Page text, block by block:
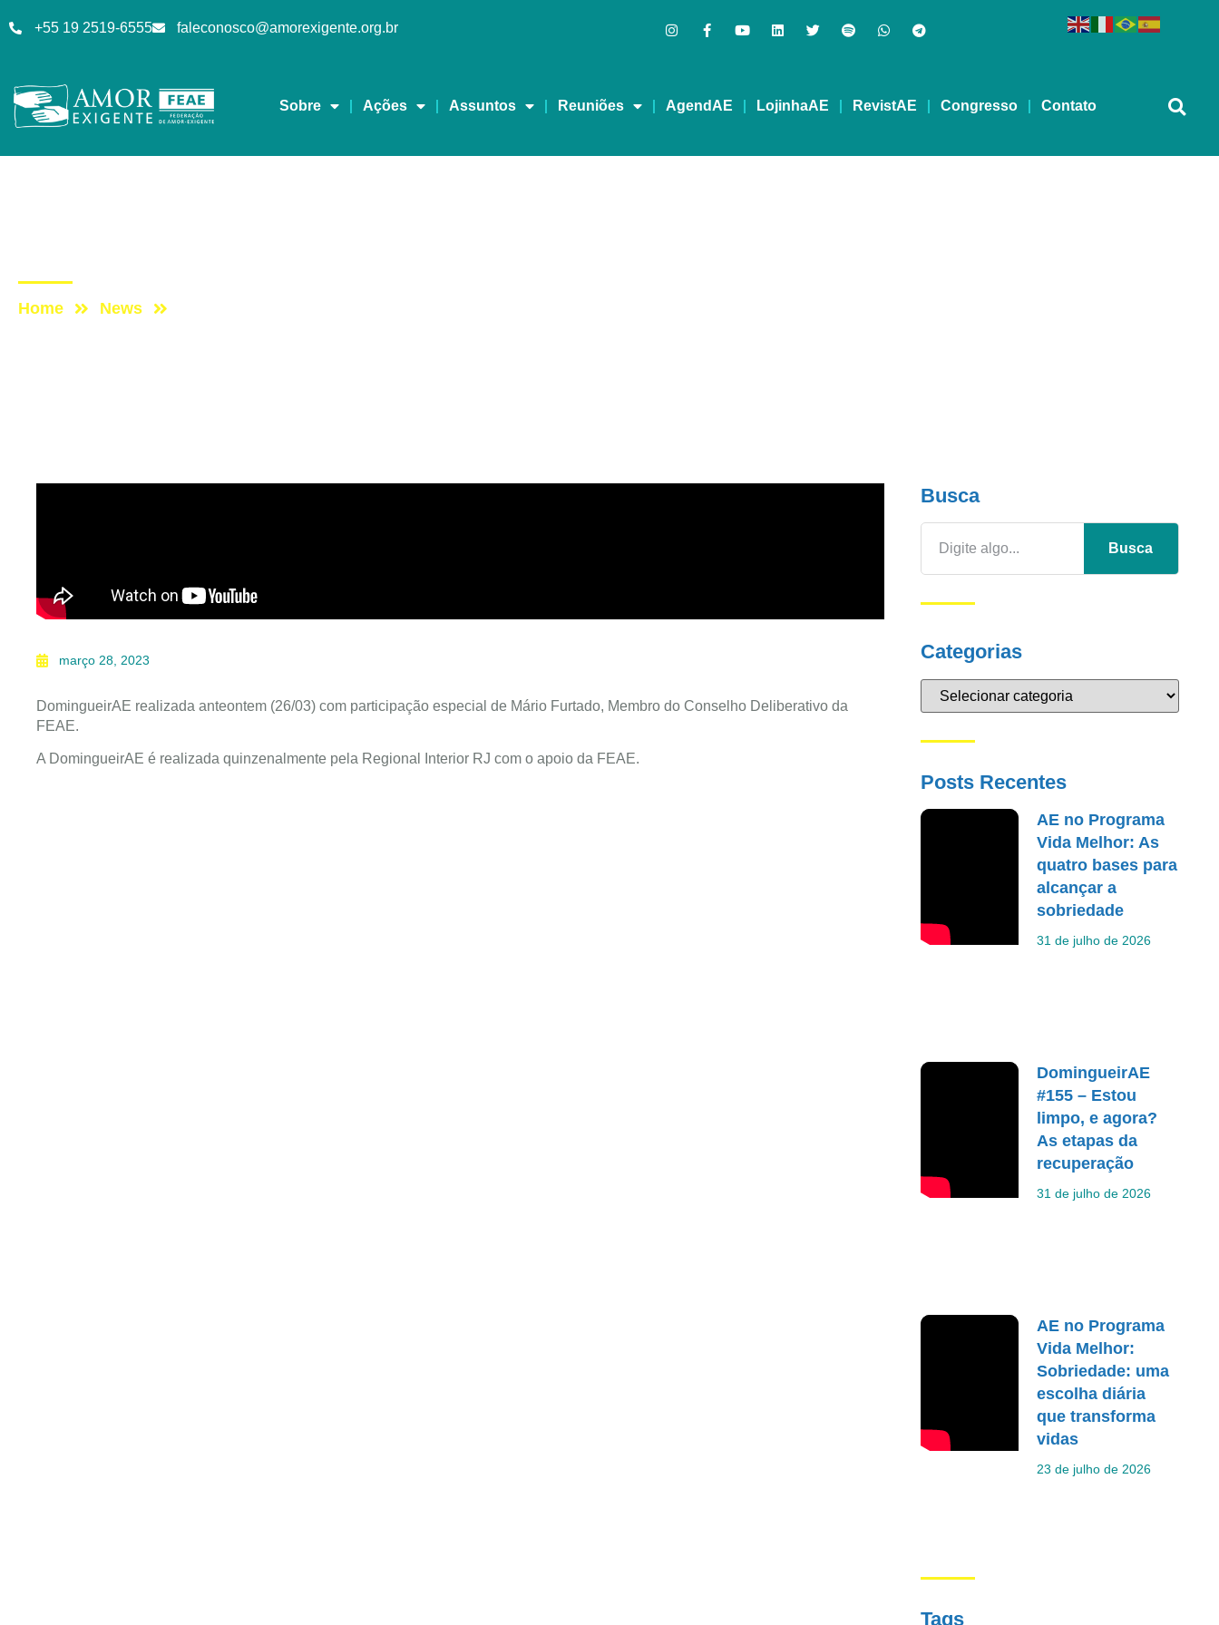
+55 19 2519-6555 faleconosco@amorexigente.org.br
Sobre Ações Assuntos Reuniões AgendAE LojinhaAE RevistAE Congresso Contato
Home News
março 28, 2023
DomingueirAE realizada anteontem (26/03) com participação especial de Mário Furtado, Membro do Conselho Deliberativo da
FEAE.
A DomingueirAE é realizada quinzenalmente pela Regional Interior RJ com o apoio da FEAE.
Busca
Busca
Categorias
Posts Recentes
AE no Programa
Vida Melhor: As
quatro bases para
alcançar a
sobriedade
31 de julho de 2026
DomingueirAE
#155 – Estou
limpo, e agora?
As etapas da
recuperação
31 de julho de 2026
AE no Programa
Vida Melhor:
Sobriedade: uma
escolha diária
que transforma
vidas
23 de julho de 2026
Tags